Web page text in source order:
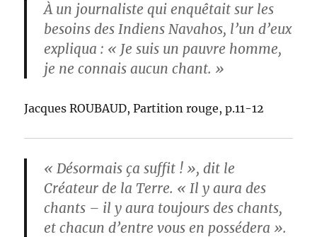
À un journaliste qui enquêtait sur les
besoins des Indiens Navahos, l’un d’eux
expliqua : « Je suis un pauvre homme,
je ne connais aucun chant. »
Jacques ROUBAUD, Partition rouge, p.11-12
« Désormais ça suffit ! », dit le
Créateur de la Terre. « Il y aura des
chants – il y aura toujours des chants,
et chacun d’entre vous en possédera ».